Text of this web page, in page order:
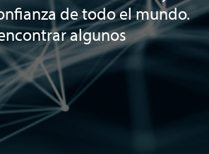
de todo el mundo.
algunos